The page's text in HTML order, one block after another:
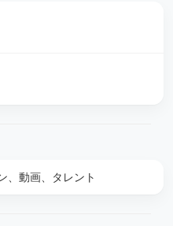
、動画、タレント